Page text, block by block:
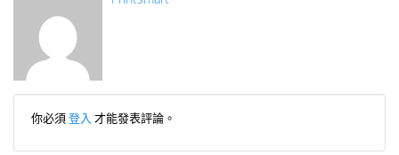
你必須登入 才能發表評論。